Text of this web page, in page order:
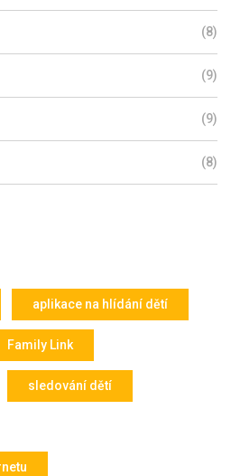
(8)
(9)
(9)
(8)
aplikace na hlídání dětí
Family Link
sledování dětí